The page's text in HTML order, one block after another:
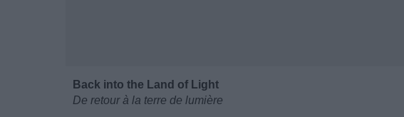
Back into the Land of Light
De retour à la terre de lumière